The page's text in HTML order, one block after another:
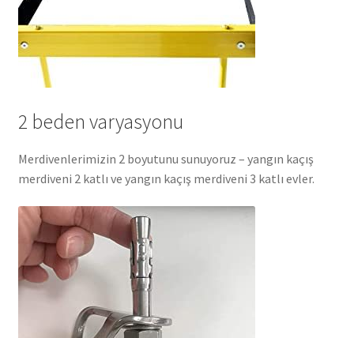
2 beden varyasyonu
Merdivenlerimizin 2 boyutunu sunuyoruz – yangın kaçış
merdiveni 2 katlı ve yangın kaçış merdiveni 3 katlı evler.